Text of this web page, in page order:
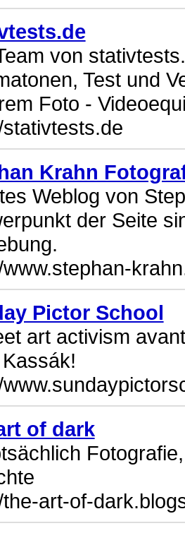
von
Test und
Foto -
Krahn
Weblog von
der Seite
Pictor School
art activism
of dark
art-of-